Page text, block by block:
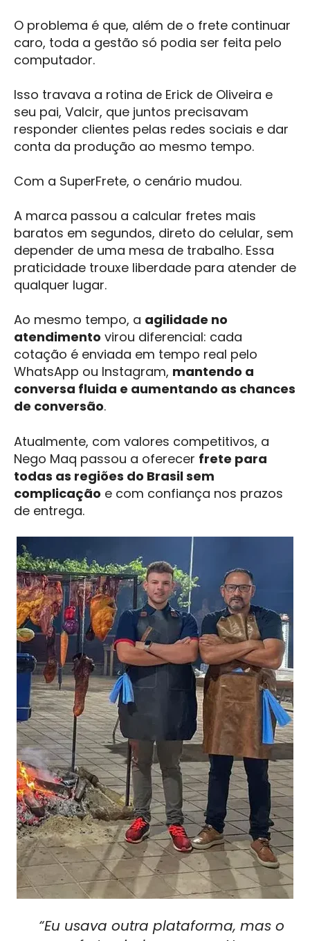
O problema é que, além de o frete continuar
caro, toda a gestão só podia ser feita pelo
computador.
Isso travava a rotina de Erick de Oliveira e
seu pai, Valcir, que juntos precisavam
responder clientes pelas redes sociais e dar
conta da produção ao mesmo tempo.
Com a SuperFrete, o cenário mudou.
A marca passou a calcular fretes mais
baratos em segundos, direto do celular, sem
depender de uma mesa de trabalho. Essa
praticidade trouxe liberdade para atender de
qualquer lugar.
Ao mesmo tempo, a agilidade no
atendimento virou diferencial: cada
cotação é enviada em tempo real pelo
WhatsApp ou Instagram, mantendo a
conversa fluida e aumentando as chances
de conversão.
Atualmente, com valores competitivos, a
Nego Maq passou a oferecer frete para
todas as regiões do Brasil sem
complicação e com confiança nos prazos
de entrega.
“Eu usava outra plataforma, mas o